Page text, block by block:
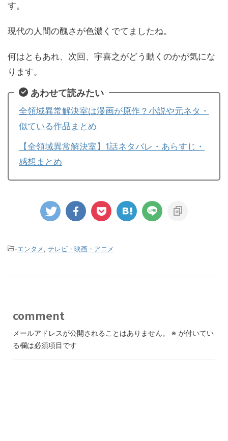
す。
現代の人間の醜さが色濃くでてましたね。
何はともあれ、次回、宇喜之がどう動くのかが気にな
ります。
あわせて読みたい
全領域異常解決室は漫画が原作？小説や元ネタ・
似ている作品まとめ
【全領域異常解決室】1話ネタバレ・あらすじ・
感想まとめ
-エンタメ テレビ・映画・アニメ
comment
メールアドレスが公開されることはありません。 ※ が付いてい
る欄は必須項目です